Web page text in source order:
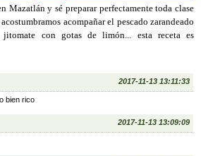
Mazatlán y sé preparar perfectamente toda clase
acompañar el pescado zarandeado
con gotas de limón... esta receta es
2017-11-13 13:11:33
bien rico
2017-11-13 13:09:09